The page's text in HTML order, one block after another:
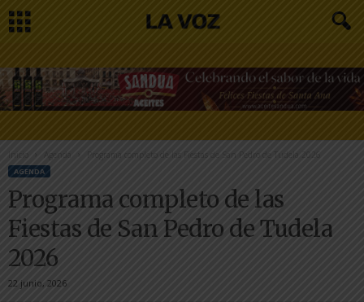
Inicio Agenda Programa completo de las Fiestas de San Pedro de Tudela 2026
AGENDA
Programa completo de las
Fiestas de San Pedro de Tudela
2026
22 junio, 2026